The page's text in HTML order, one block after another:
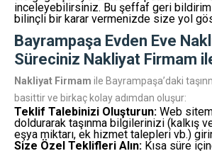
inceleyebilirsiniz. Bu şeffaf geri
bilinçli bir karar vermenizde size yol
Bayrampaşa Evden Eve
Süreciniz Nakliyat Firmam
Nakliyat Firmam ile Bayrampaşa’daki
basittir ve birkaç kolay adımdan oluşur:
Teklif Talebinizi Oluşturun: Web
doldurarak taşınma bilgilerinizi (kalkış
eşya miktarı, ek hizmet talepleri vb.)
Size Özel Teklifleri Alın: Kısa süre